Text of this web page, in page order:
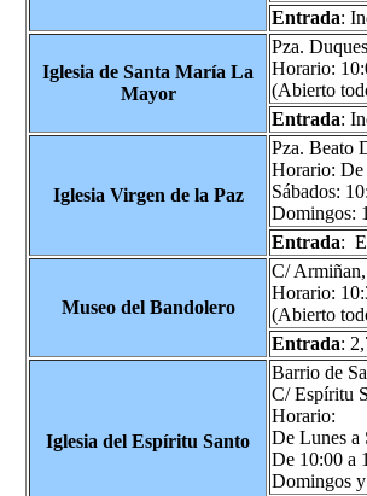
Entrada:
Iglesia de Santa María La
Mayor
Pza.
Horario:
(Abierto
Entrada:
Iglesia Virgen de la Paz
Pza. Beato
Horario: De
Sábados:
Domingos:
Entrada:
Museo del Bandolero
C/
Horario:
(Abierto
Entrada:
Iglesia del Espíritu Santo
Barrio de
C/ Espíritu
Horario:
De Lunes a
De 10:00 a
Domingos